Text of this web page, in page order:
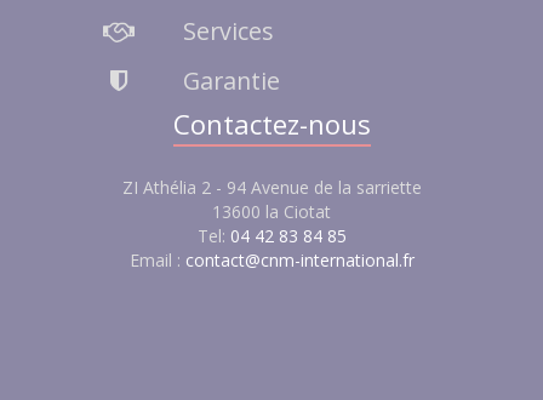
Services
Garantie
Contactez-nous
ZI Athélia 2 - 94 Avenue de la sarriette
13600 la Ciotat
Tel: 04 42 83 84 85
Email : contact@cnm-international.fr